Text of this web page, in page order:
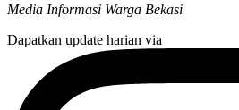
Media Informasi Warga Bekasi
Dapatkan update harian via